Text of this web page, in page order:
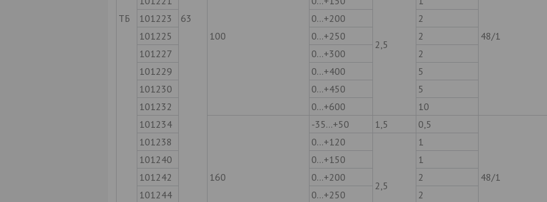
ТБ 63
100 48/1
2,5
101223
0…+200
2
101225
0…+250
2
101227
0…+300
2
101229
0…+400
5
101230
0…+450
5
101232
0…+600
10
101234
160
-35…+50 1,5 0,5
48/1
101238 0…+120
2,5
1
101240
0…+150
1
101242
0…+200
2
101244
0…+250
2